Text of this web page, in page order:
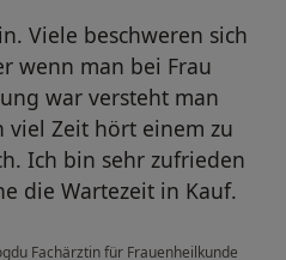
Viele beschweren sich
wenn man bei Frau
war versteht man
viel Zeit hört einem zu
Ich bin sehr zufrieden
die Wartezeit in Kauf.
Fachärztin für Frauenheilkunde